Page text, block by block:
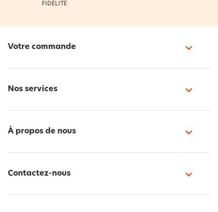
FIDÉLITÉ
Votre commande
Nos services
À propos de nous
Contactez-nous